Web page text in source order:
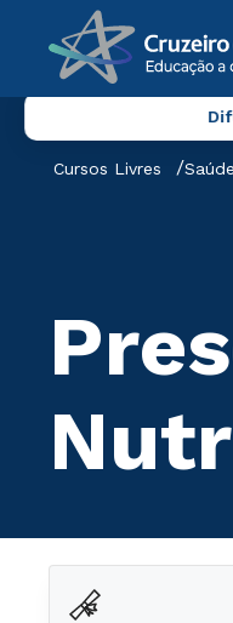
Cursos Livres Saúde